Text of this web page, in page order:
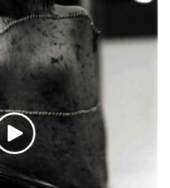
individuelles et
travers des performances
photographiques.
Street) réalisé en 2010, on
de l’est londonien où
plein...